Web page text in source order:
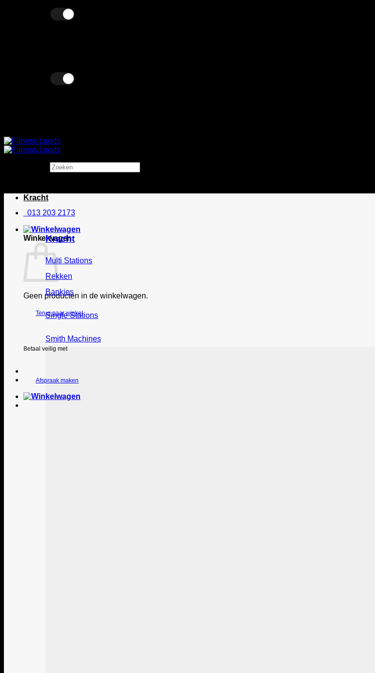
013 203 2173
Winkelwagen
Geen producten in de winkelwagen.
Terug naar winkel
Betaal veilig met
Afspraak maken
Kracht
Kracht
Multi Stations
Rekken
Bankjes
Single Stations
Smith Machines